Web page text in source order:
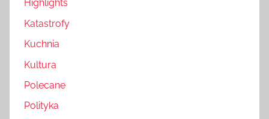
Highlights
Katastrofy
Kuchnia
Kultura
Polecane
Polityka